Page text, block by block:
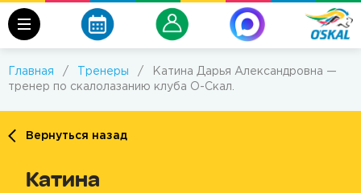
Главная / Тренеры /
Катина Дарья Александровна —
тренер по скалолазанию клуба О-Скал.
Вернуться назад
Катина